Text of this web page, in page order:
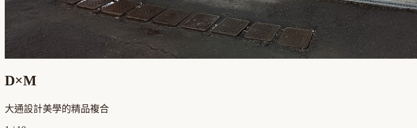
D×M
大通設計美學的精品複合